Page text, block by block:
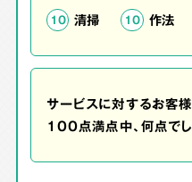
10 清掃 10 作法
サービスに対するお客
100点満点中、何点でし